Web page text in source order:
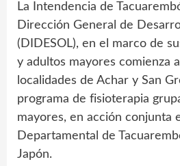
La Intendencia de
Dirección General de
(DIDESOL), en el marco de
y adultos mayores comienza
localidades de Achar y San
programa de fisioterapia
mayores, en acción conjunta
Departamental de
Japón.